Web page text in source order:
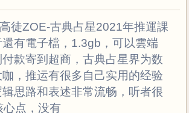
徒ZOE-古典占星2021年推運課
有電子檔，1.3gb，可以雲端
款寄到超商，古典占星界为数
，推运有很多自己实用的经验
思路和表述非常流畅，听者很
点，没有